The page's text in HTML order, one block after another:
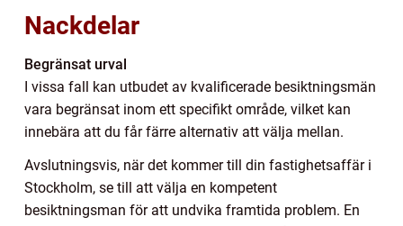
Nackdelar
Begränsat urval
I vissa fall kan utbudet av kvalificerade besiktningsmän
vara begränsat inom ett specifikt område, vilket kan
innebära att du får färre alternativ att välja mellan.
Avslutningsvis, när det kommer till din fastighetsaffär i
Stockholm, se till att välja en kompetent
besiktningsman för att undvika framtida problem. En